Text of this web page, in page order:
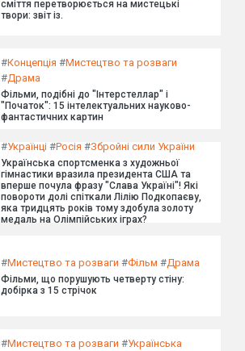
сміття перетворюється на мистецькі
твори: звіт із.
#Концепція #Мистецтво та розваги
#Драма
Фільми, подібні до "Інтерстеллар" і
"Початок": 15 інтелектуальних науково-
фантастичних картин
#Українці #Росія #Збройні сили України
Українська спортсменка з художньої
гімнастики вразила президента США та
вперше почула фразу "Слава Україні"! Які
повороти долі спіткали Лілію Подкопаєву,
яка тридцять років тому здобула золоту
медаль на Олімпійських іграх?
#Мистецтво та розваги #Фільм #Драма
Фільми, що порушують четверту стіну:
добірка з 15 стрічок
#Мистецтво та розваги #Українська